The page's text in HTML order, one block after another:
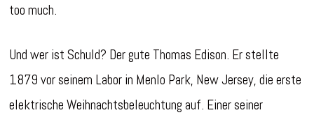
too much.
Und wer ist Schuld? Der gute Thomas Edison. Er stellte
1879 vor seinem Labor in Menlo Park, New Jersey, die erste
elektrische Weihnachtsbeleuchtung auf. Einer seiner